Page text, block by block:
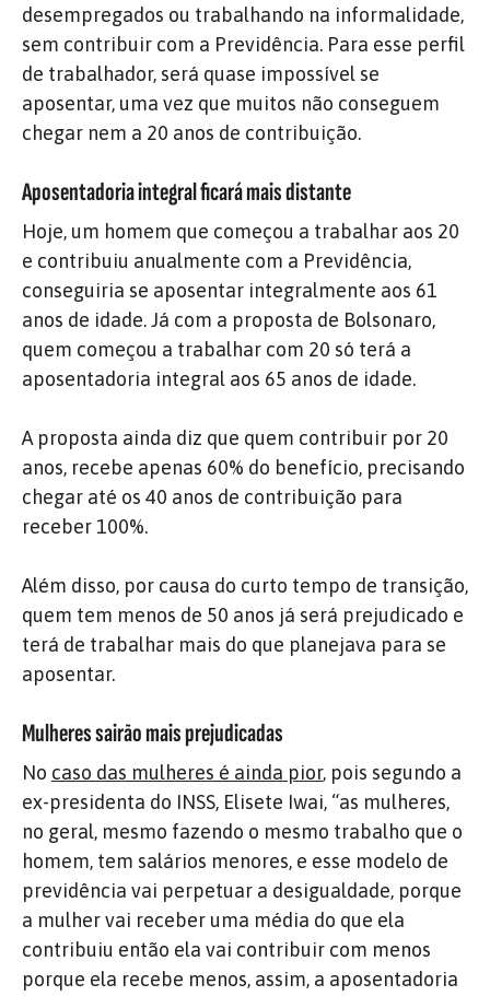
desempregados ou trabalhando na informalidade,
sem contribuir com a Previdência. Para esse perfil
de trabalhador, será quase impossível se
aposentar, uma vez que muitos não conseguem
chegar nem a 20 anos de contribuição.
Aposentadoria integral ficará mais distante
Hoje, um homem que começou a trabalhar aos 20
e contribuiu anualmente com a Previdência,
conseguiria se aposentar integralmente aos 61
anos de idade. Já com a proposta de Bolsonaro,
quem começou a trabalhar com 20 só terá a
aposentadoria integral aos 65 anos de idade.
A proposta ainda diz que quem contribuir por 20
anos, recebe apenas 60% do benefício, precisando
chegar até os 40 anos de contribuição para
receber 100%.
Além disso, por causa do curto tempo de transição,
quem tem menos de 50 anos já será prejudicado e
terá de trabalhar mais do que planejava para se
aposentar.
Mulheres sairão mais prejudicadas
No caso das mulheres é ainda pior, pois segundo a
ex-presidenta do INSS, Elisete Iwai, “as mulheres,
no geral, mesmo fazendo o mesmo trabalho que o
homem, tem salários menores, e esse modelo de
previdência vai perpetuar a desigualdade, porque
a mulher vai receber uma média do que ela
contribuiu então ela vai contribuir com menos
porque ela recebe menos, assim, a aposentadoria